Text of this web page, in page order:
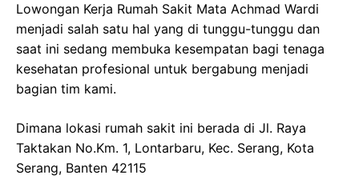
Lowongan Kerja Rumah Sakit Mata Achmad Wardi
menjadi salah satu hal yang di tunggu-tunggu dan
saat ini sedang membuka kesempatan bagi tenaga
kesehatan profesional untuk bergabung menjadi
bagian tim kami.
Dimana lokasi rumah sakit ini berada di Jl. Raya
Taktakan No.Km. 1, Lontarbaru, Kec. Serang, Kota
Serang, Banten 42115